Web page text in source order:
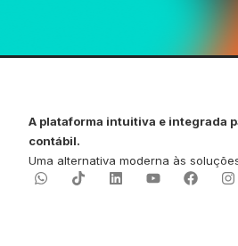
A plataforma intuitiva e integrada
contábil.
Uma alternativa moderna às